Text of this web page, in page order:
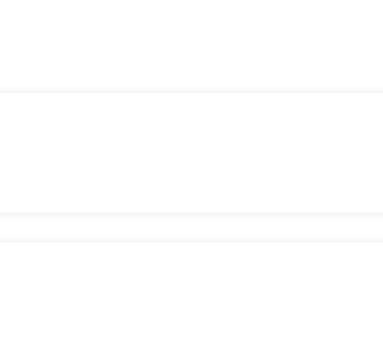
sans complications.
du marché.
des plateformes et des dApps.